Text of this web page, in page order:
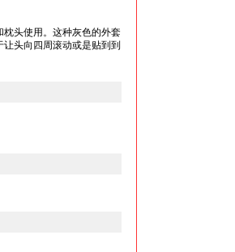
头使用。这种灰色的外套
头向四周滚动或是贴到到